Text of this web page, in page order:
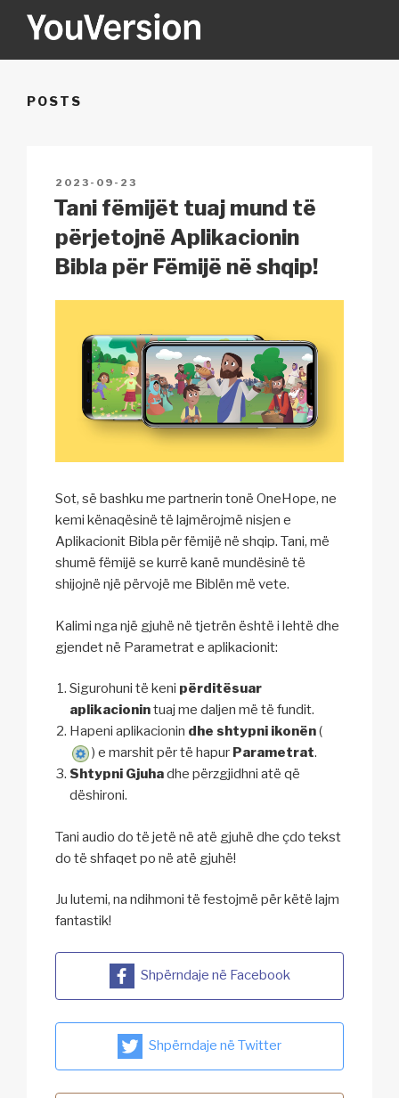
YOUVERSION
POSTS
POSTED
ON
2023-09-23
Tani fëmijët tuaj mund të
përjetojnë Aplikacionin
Bibla për Fëmijë në shqip!
Sot, së bashku me partnerin tonë OneHope, ne
kemi kënaqësinë të lajmërojmë nisjen e
Aplikacionit Bibla për fëmijë në shqip. Tani, më
shumë fëmijë se kurrë kanë mundësinë të
shijojnë një përvojë me Biblën më vete.
Kalimi nga një gjuhë në tjetrën është i lehtë dhe
gjendet në Parametrat e aplikacionit:
Sigurohuni të keni përditësuar
aplikacionintuaj me daljen më të fundit.
Hapeni aplikacionin dhe shtypni ikonën(
) e marshit për të hapur Parametrat.
Shtypni Gjuhadhe përzgjidhni atë që
dëshironi.
Tani audio do të jetë në atë gjuhë dhe çdo tekst
do të shfaqet po në atë gjuhë!
Ju lutemi, na ndihmoni të festojmë për këtë lajm
fantastik!
Shpërndaje në Facebook
Shpërndaje në Twitter